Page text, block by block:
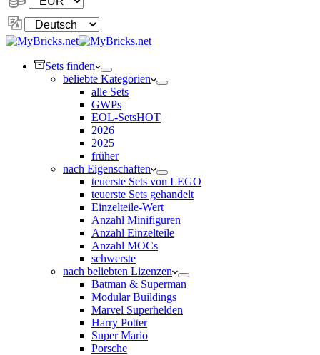
Sprache
ändern
Sets finden
beliebte Kategorien
alle Sets
GWPs
EOL-SetsHOT
2026
2025
früher
nach Eigenschaften
teuerste Sets von LEGO
teuerste Sets gehandelt
Einzelteile-Wert
Anzahl Minifiguren
Anzahl Einzelteile
Anzahl MOCs
schwerste
nach beliebten Lizenzen
Batman & Superman
Modular Buildings
Marvel Superhelden
Harry Potter
Super Mario
Porsche